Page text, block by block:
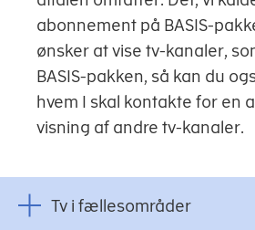
abonnement på BASIS-
ønsker at vise tv-kanaler,
BASIS-pakken, så kan du
hvem I skal kontakte for en
visning af andre tv-kanaler.
Tv i fællesområder